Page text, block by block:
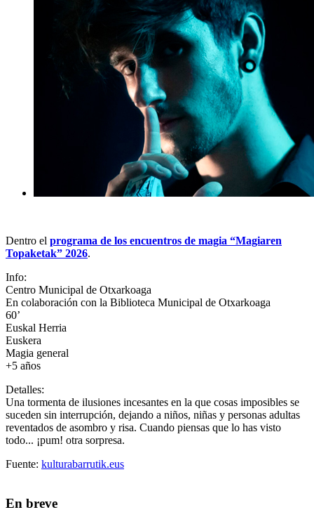
Dentro el programa de los encuentros de magia “Magiaren
Topaketak” 2026.
Info:
Centro Municipal de Otxarkoaga
En colaboración con la Biblioteca Municipal de Otxarkoaga
60’
Euskal Herria
Euskera
Magia general
+5 años
Detalles:
Una tormenta de ilusiones incesantes en la que cosas imposibles se
suceden sin interrupción, dejando a niños, niñas y personas adultas
reventados de asombro y risa. Cuando piensas que lo has visto
todo... ¡pum! otra sorpresa.
Fuente: kulturabarrutik.eus
En breve